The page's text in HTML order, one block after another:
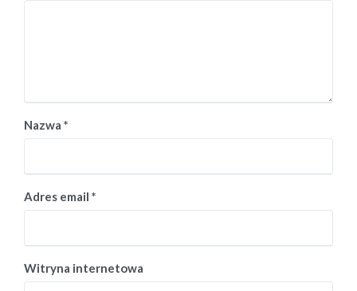
Nazwa *
Adres email *
Witryna internetowa